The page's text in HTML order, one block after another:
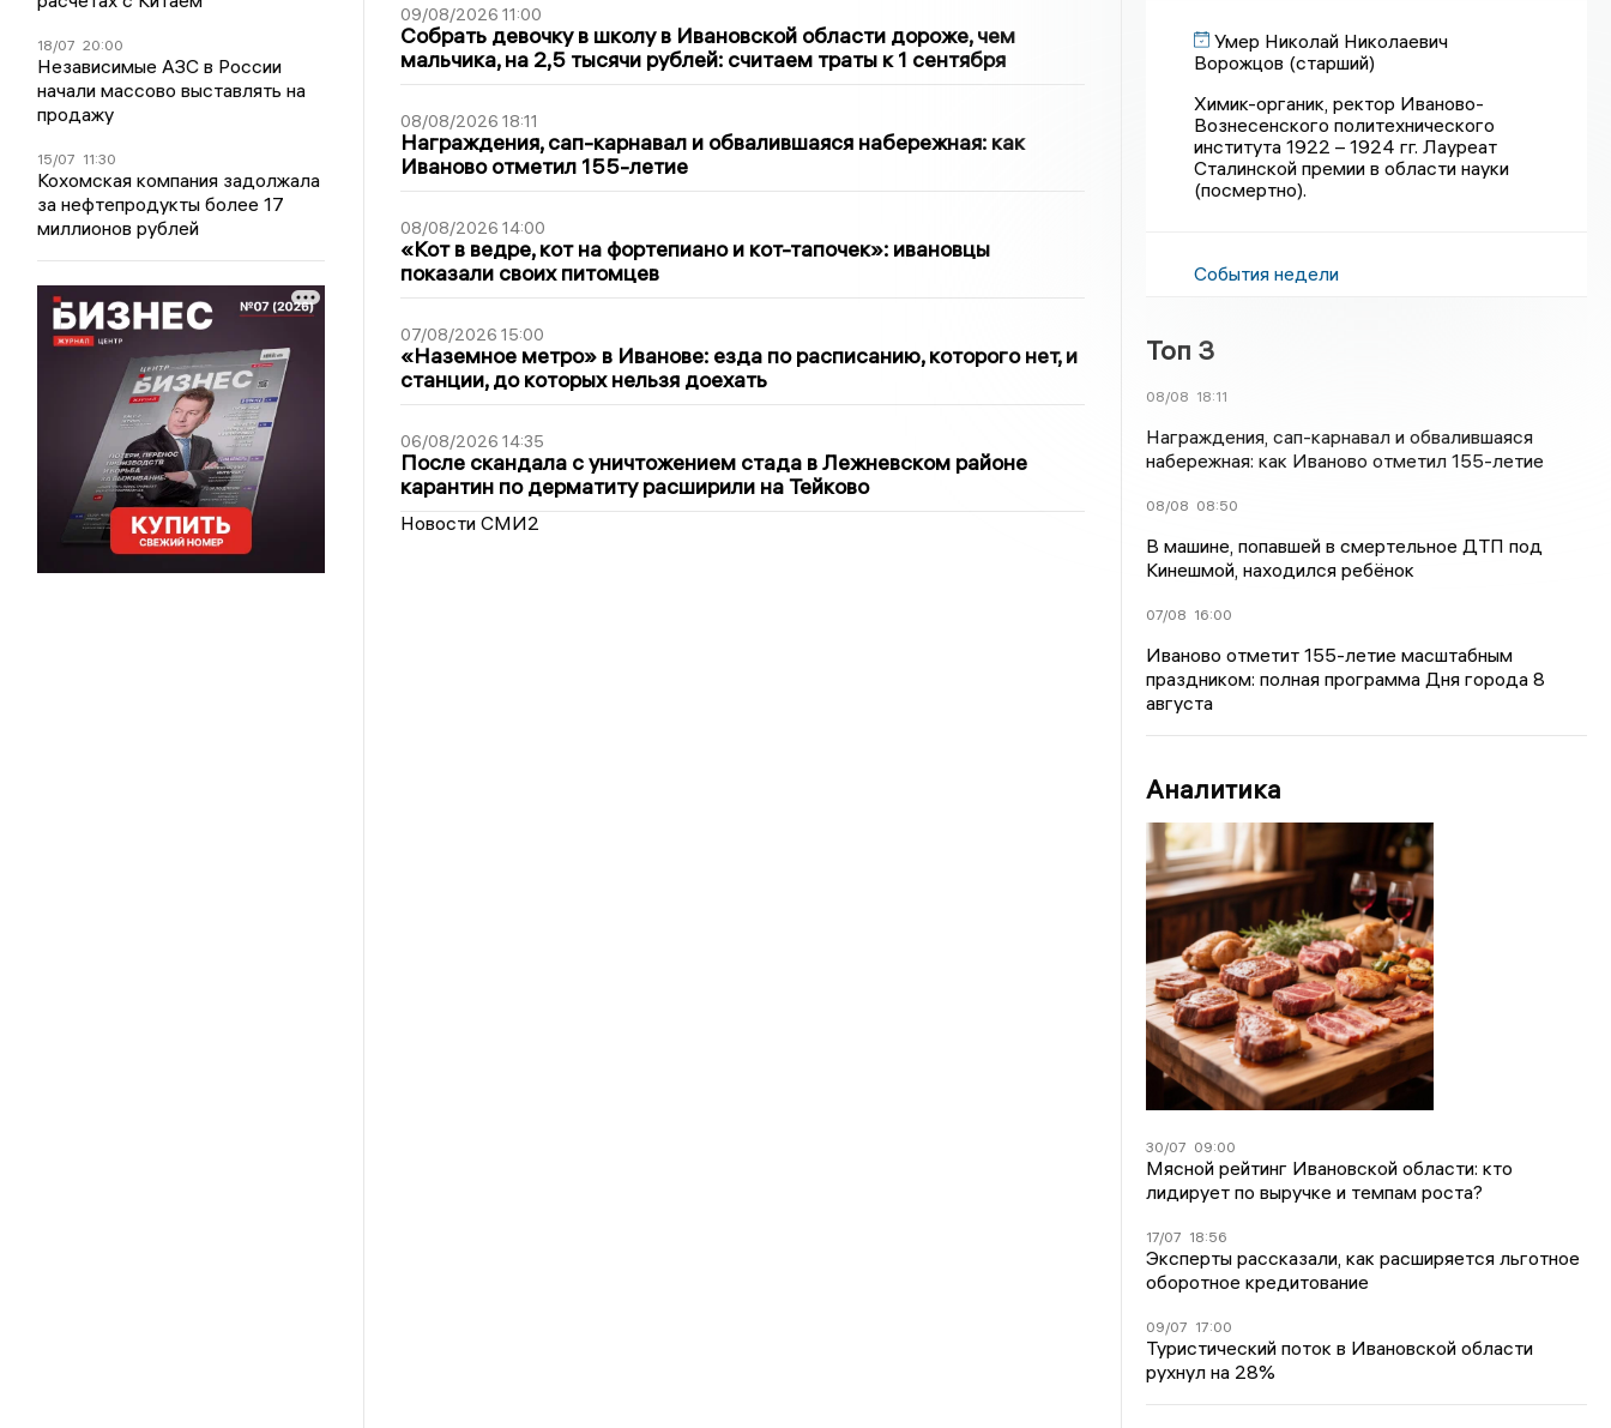
18/07 20:00
Независимые АЗС в России
начали массово выставлять на
продажу
15/07 11:30
Кохомская компания задолжала
за нефтепродукты более 17
миллионов рублей
09/08/2026 11:00
Собрать девочку в школу в Ивановской области дороже, чем
мальчика, на 2,5 тысячи рублей: считаем траты к 1 сентября
08/08/2026 18:11
Награждения, сап-карнавал и обвалившаяся набережная: как
Иваново отметил 155-летие
08/08/2026 14:00
«Кот в ведре, кот на фортепиано и кот-тапочек»: ивановцы
показали своих питомцев
07/08/2026 15:00
«Наземное метро» в Иванове: езда по расписанию, которого нет, и
станции, до которых нельзя доехать
06/08/2026 14:35
После скандала с уничтожением стада в Лежневском районе
карантин по дерматиту расширили на Тейково
Новости СМИ2
Умер Николай Николаевич
Ворожцов (старший)
Химик-органик, ректор Иваново-
Вознесенского политехнического
института 1922 – 1924 гг. Лауреат
Сталинской премии в области науки
(посмертно).
События недели
Топ 3
08/08 18:11
Награждения, сап-карнавал и обвалившаяся
набережная: как Иваново отметил 155-летие
08/08 08:50
В машине, попавшей в смертельное ДТП под
Кинешмой, находился ребёнок
07/08 16:00
Иваново отметит 155-летие масштабным
праздником: полная программа Дня города 8
августа
Аналитика
30/07 09:00
Мясной рейтинг Ивановской области: кто
лидирует по выручке и темпам роста?
17/07 18:56
Эксперты рассказали, как расширяется льготное
оборотное кредитование
09/07 17:00
Туристический поток в Ивановской области
рухнул на 28%